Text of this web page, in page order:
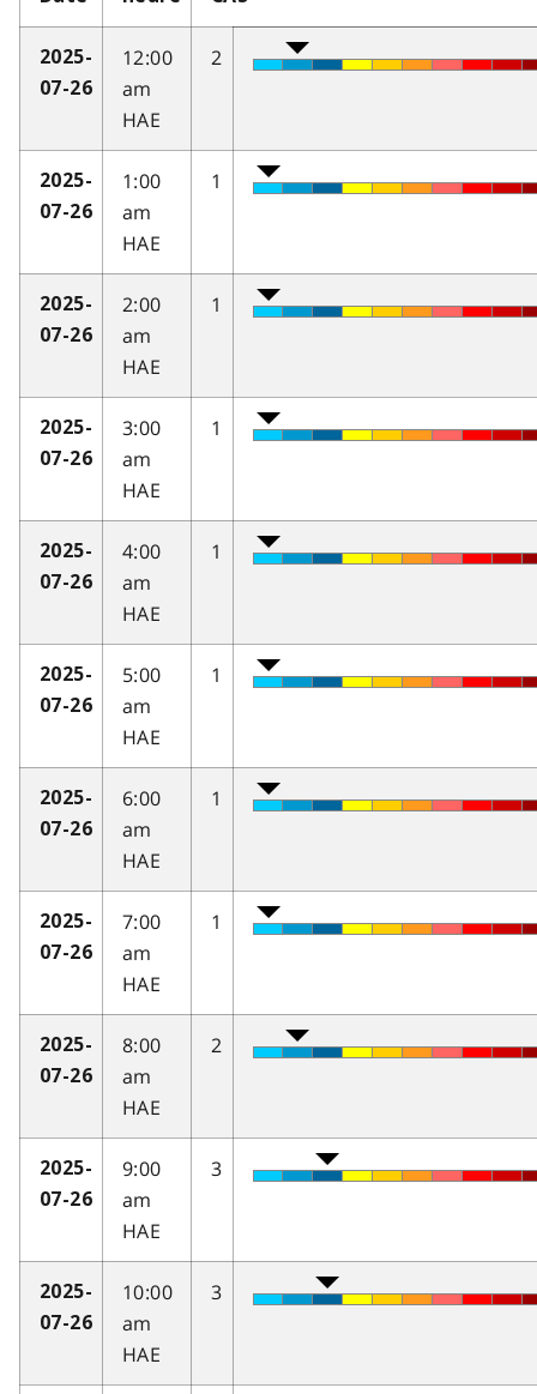
2025-
07-26
12:00
am
HAE
2
2025-
07-26
1:00
am
HAE
1
2025-
07-26
2:00
am
HAE
1
2025-
07-26
3:00
am
HAE
1
2025-
07-26
4:00
am
HAE
1
2025-
07-26
5:00
am
HAE
1
2025-
07-26
6:00
am
HAE
1
2025-
07-26
7:00
am
HAE
1
2025-
07-26
8:00
am
HAE
2
2025-
07-26
9:00
am
HAE
3
2025-
07-26
10:00
am
HAE
3